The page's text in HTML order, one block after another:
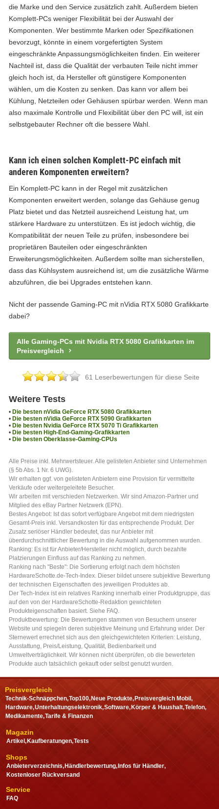
die Marke und den Service zusätzlich zahlt. Außerdem bieten
Komplett-PCs weniger Flexibilität bei der Auswahl der
Komponenten. Wer bestimmte Marken oder Spezifikationen
bevorzugt, könnte in einem vorgefertigten System
eingeschränkte Anpassungsmöglichkeiten finden. Ein weiterer
Nachteil ist, dass die Qualität der verbauten Teile nicht immer
gleich hoch ist, da Hersteller oft günstigere Komponenten
wählen, um die Kosten zu senken. Das kann vor allem bei
Kühlung, Netzteilen oder Gehäusen spürbar werden. Wenn man
also maximale Kontrolle und Flexibilität über den PC will, ist ein
selbstgebauter Rechner oft die bessere Wahl.
Kann ich einen solchen Komplett-PC einfach mit
anderen Komponenten erweitern?
Ein Komplett-PC kann in der Regel mit zusätzlichen
Komponenten erweitert werden, solange das Gehäuse genug
Platz bietet und das Netzteil ausreichend Leistung hat, um
stärkere Hardware zu unterstützen. Es ist jedoch wichtig, die
Kompatibilität der neuen Teile zu prüfen, insbesondere bei
proprietären Bauteilen oder eingeschränkten
Erweiterungsmöglichkeiten. Außerdem sollte man sicherstellen,
dass das Kühlsystem ausreichend ist, um die zusätzliche Wärme
abzuführen, die bei Upgrades entstehen kann.
Nicht der passende Gaming-PC mit nVidia RTX 5080 Grafikkarte
dabei?
Alle Gaming-PCs mit Nvidia RTX 5080 Grafikkarten im
Preisvergleich
61 Leserbewertungen für diese Seite
Weitere Tests
• Die besten nVidia GeForce RTX 5080 Grafikkarten
• Die besten nVidia GeForce RTX 5090 Grafikkarten
• Die besten Nvidia GeForce RTX 5070 Ti Grafikkarten
• Die besten High-End-Gaming-Grafikkarten
• Die besten Oberklasse-Gaming-CPUs
Preisvergleich
Technik-Schnäppchen Top100 Neue Produkte Preisvergleich Mobil
Hardware Unterhaltungselektronik Software Körper & Haushalt Telefon
Medikamente Tarife & Finanzen
Magazin
Artikel Kaufberatungen Tests
Shops
Anbieterverzeichnis Händlerbewertung Infos für Händler
Kostenloser Rückversand
Service
FAQ